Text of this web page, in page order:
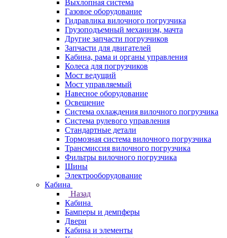
Выхлопная система
Газовое оборудование
Гидравлика вилочного погрузчика
Грузоподъемный механизм, мачта
Другие запчасти погрузчиков
Запчасти для двигателей
Кабина, рама и органы управления
Колеса для погрузчиков
Мост ведущий
Мост управляемый
Навесное оборудование
Освещение
Система охлаждения вилочного погрузчика
Система рулевого управления
Стандартные детали
Тормозная система вилочного погрузчика
Трансмиссия вилочного погрузчика
Фильтры вилочного погрузчика
Шины
Электрооборудование
Кабина
Назад
Кабина
Бамперы и демпферы
Двери
Кабина и элементы